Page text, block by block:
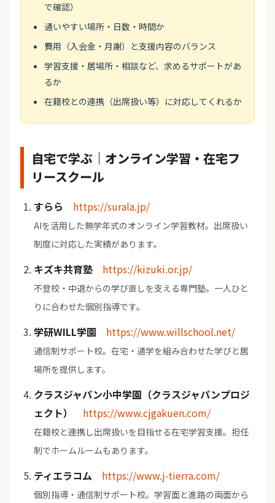
で確認）
通いやすい場所・日数・時間か
費用（入会金・月謝）と支援内容のバランス
学習支援・居場所・相談など、求めるサポートがあ
るか
在籍校との連携（出席扱い等）に対応してくれるか
自宅で学ぶ｜オンライン学習・在宅フ
リースクール
すらら https://surala.jp/
AIを活用した無学年式のオンライン学習教材。出席扱い
制度に対応した実績があります。
キズキ共育塾 https://kizuki.or.jp/
不登校・中退からの学び直しを支える専門塾。一人ひと
りに合わせた個別指導です。
学研WILL学園 https://www.willschool.net/
通信制サポート校。在宅・通学を組み合わせた学びと居
場所を提供します。
クラスジャパン小中学園（クラスジャパンプロジ
ェクト）
https://www.cjgakuen.com/
在籍校と連携し出席扱いを目指せる在宅学習支援。担任
制でホームルームもあります。
ティエラコム https://www.j-tierra.com/
個別指導・通信制サポート校。学習面と進路の両面から